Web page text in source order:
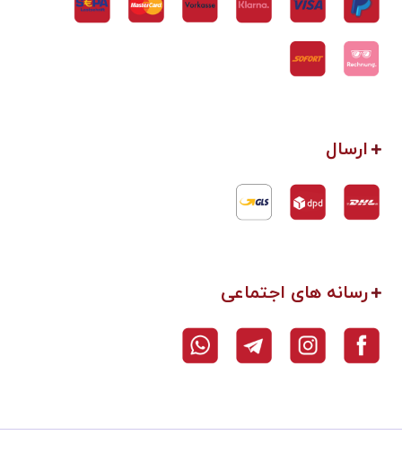
ارسال
رسانه های اجتماعی